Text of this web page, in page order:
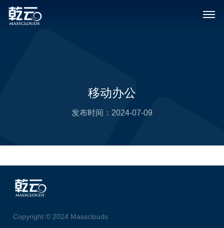
移动办公
发布时间： 2024-07-09
Copyright © 2024 Massclouds